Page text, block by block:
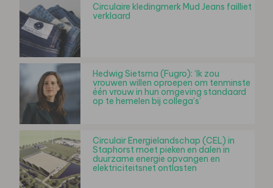
Circulaire kledingmerk Mud Jeans failliet
verklaard
Hedwig Sietsma (Fugro): ‘Ik zou
vrouwen willen oproepen om tenminste
één vrouw in hun omgeving standaard
op te hemelen bij collega’s’
Circulair Energielandschap (CEL) in
Staphorst moet pieken en dalen in
duurzame energie opvangen en
elektriciteitsnet ontlasten